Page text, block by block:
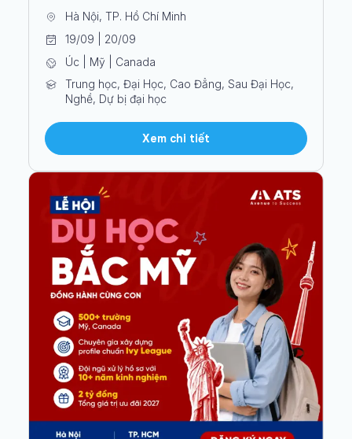
Hà Nội, TP. Hồ Chí Minh
19/09 | 20/09
Úc | Mỹ | Canada
Trung học, Đại Học, Cao Đẳng, Sau Đại Học,
Nghề, Dự bị đại học
Xem chi tiết